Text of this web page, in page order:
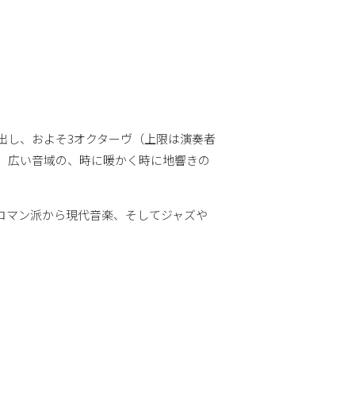
し、およそ3オクターヴ（上限は演奏者
い音域の、時に暖かく時に地響きの
ン派から現代音楽、そしてジャズや